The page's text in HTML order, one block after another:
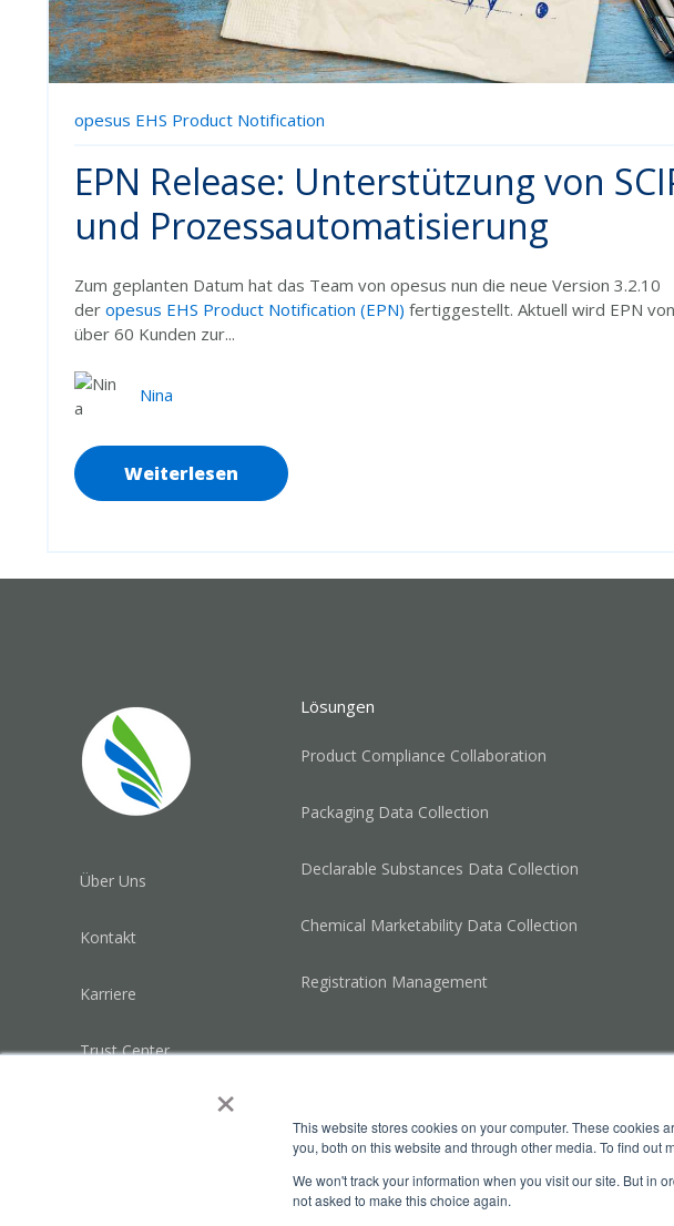
×
This website stores cookies on your computer. These cookies
you, both on this website and through other media. To find out
We won't track your information when you visit our site. But in
not asked to make this choice again.
opesus EHS Product Notification
EPN Release: Unterstützung von
und Prozessautomatisierung
Zum geplanten Datum hat das Team von opesus nun die neue Version 3.2.10
der opesus EHS Product Notification (EPN) fertiggestellt. Aktuell wird EPN von
über 60 Kunden zur...
Nina
Weiterlesen
Über Uns
Kontakt
Karriere
Trust Center
Datenschutzerklärung
Lösungen
Product Compliance Collaboration
Packaging Data Collection
Declarable Substances Data Collection
Chemical Marketability Data Collection
Registration Management